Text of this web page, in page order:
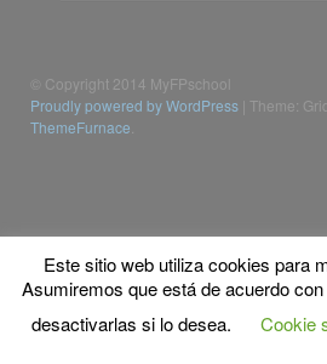
© Copyright 2014 MyFPschool
Proudly powered by WordPress Theme:
ThemeFurnace
Este sitio web utiliza cookies para
Asumiremos que está de acuerdo
desactivarlas si lo desea.
Cookie